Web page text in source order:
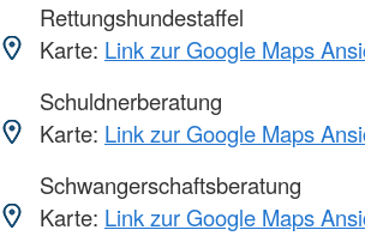
Rettungshundestaffel
Karte: Link zur Google Maps
Schuldnerberatung
Karte: Link zur Google Maps
Schwangerschaftsberatung
Karte: Link zur Google Maps